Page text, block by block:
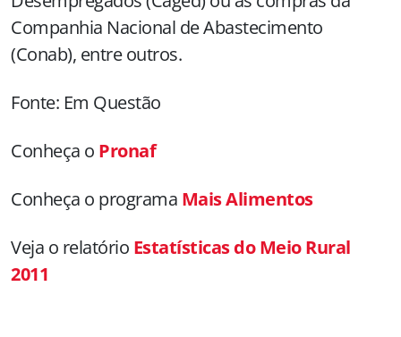
Companhia Nacional de Abastecimento
(Conab), entre outros.
Fonte: Em Questão
Conheça o Pronaf
Conheça o programa Mais Alimentos
Veja o relatório Estatísticas do Meio Rural
2011